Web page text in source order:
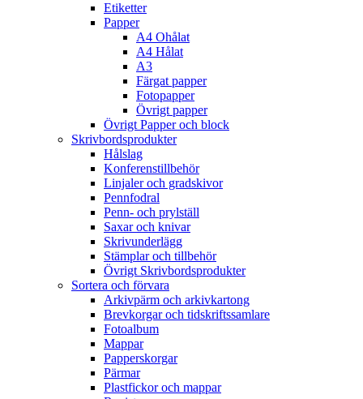
Etiketter
Papper
A4 Ohålat
A4 Hålat
A3
Färgat papper
Fotopapper
Övrigt papper
Övrigt Papper och block
Skrivbordsprodukter
Hålslag
Konferenstillbehör
Linjaler och gradskivor
Pennfodral
Penn- och prylställ
Saxar och knivar
Skrivunderlägg
Stämplar och tillbehör
Övrigt Skrivbordsprodukter
Sortera och förvara
Arkivpärm och arkivkartong
Brevkorgar och tidskriftssamlare
Fotoalbum
Mappar
Papperskorgar
Pärmar
Plastfickor och mappar